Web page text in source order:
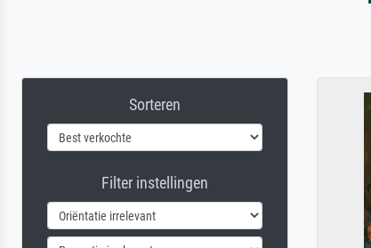
Sorteren
Filter instellingen